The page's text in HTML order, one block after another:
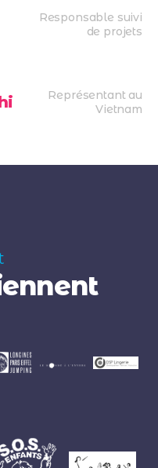
Responsable suivi
de projets
Représentant au
Vietnam